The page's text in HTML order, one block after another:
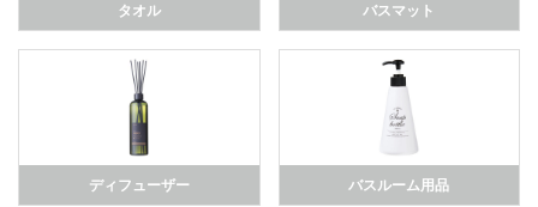
タオル バスマット
ディフューザー バスルーム用品